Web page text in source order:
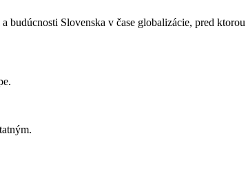
Slovenska v čase globalizácie, pred